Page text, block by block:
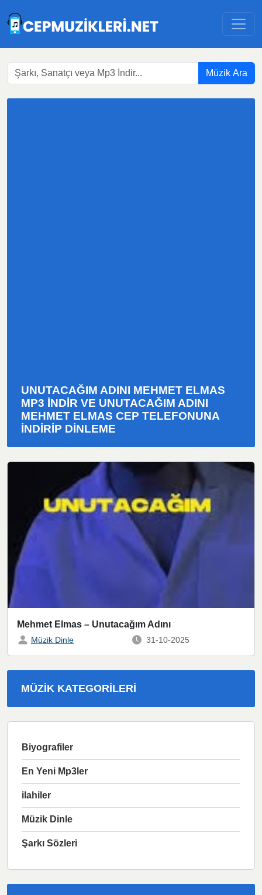
Müzik Ara
UNUTACAĞIM ADINI MEHMET ELMAS
MP3 İNDIR VE UNUTACAĞIM ADINI
MEHMET ELMAS CEP TELEFONUNA
INDIRIP DINLEME
Mehmet Elmas – Unutacağım Adını
Müzik Dinle 31-10-2025
MÜZIK KATEGORILERI
Biyografiler
En Yeni Mp3ler
ilahiler
Müzik Dinle
Şarkı Sözleri